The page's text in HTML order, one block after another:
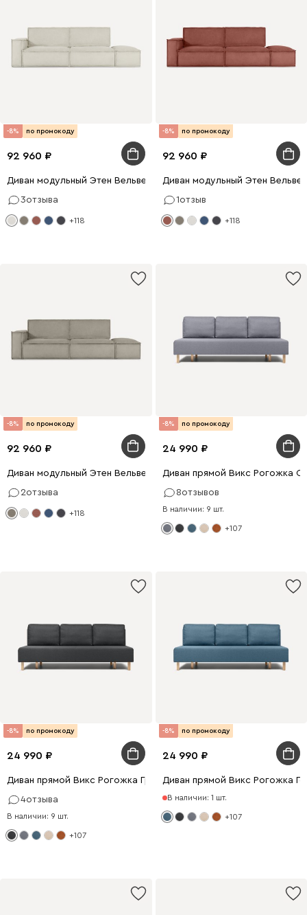
-8% по промокоду
92 960
Диван модульный Этен Вельвет Молочный
3отзыва
+118
-8% по промокоду
92 960
Диван модульный Этен
1отзыв
+118
-8% по промокоду
92 960
Диван модульный Этен Вельвет Бежевый
2отзыва
+118
-8% по промокоду
24 990
Диван прямой Викс Рогожка
8отзывов
В наличии: 9 шт.
+107
-8% по промокоду
24 990
Диван прямой Викс Рогожка Графитовый
4отзыва
В наличии: 9 шт.
+107
-8% по промокоду
24 990
Диван прямой Викс Рогожка
В наличии: 1 шт.
+107